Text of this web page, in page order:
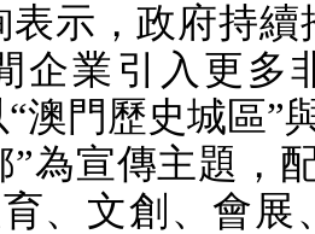
表示，政府持續
企業引入更多
澳門歷史城區”
”為宣傳主題，
、文創、會展